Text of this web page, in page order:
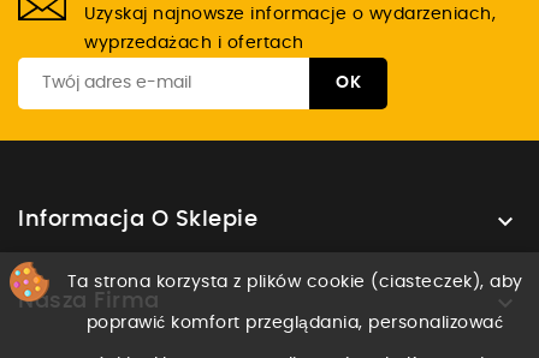
Uzyskaj najnowsze informacje o wydarzeniach,
wyprzedażach i ofertach
Informacja O Sklepie 
Nasza Firma 
Ta strona korzysta z plików cookie (ciasteczek), aby
poprawić komfort przeglądania, personalizować